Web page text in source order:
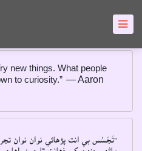
new things. What people
to curiosity.” ― Aaron
"تَجَسُس بي انت پڙهائي نوان نوان
ماڻهو جنهن کي ذهانت ٿا چون، اها